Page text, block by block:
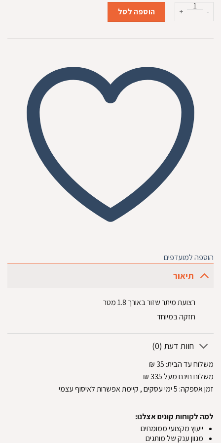
המקורי
היה:
₪69.00.
הנוכחי
הוא:
₪59.00.
כמות של רצועת מיתר ניילוןהוספה לסל
הוספה למועדפים
תיאור
רצועת מיתר שזור באורך 1.8 מטר
חזקה במיוחד
חוות דעת (0)
משלוח עד הבית:
₪
משלוח חינם מעל 335
₪
זמן אספקה: 5ימי עסקים, קיימת אפשרות לאיסוף עצמי
למה לקוחות קונים אצלנו:
ייעוץ מקצועי ממומחים
מגוון ענק של מותגים